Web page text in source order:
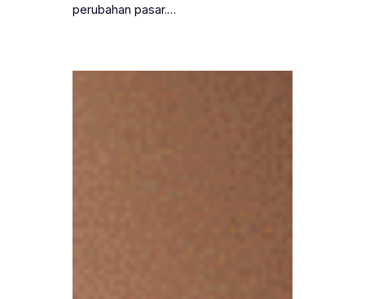
perubahan pasar.…